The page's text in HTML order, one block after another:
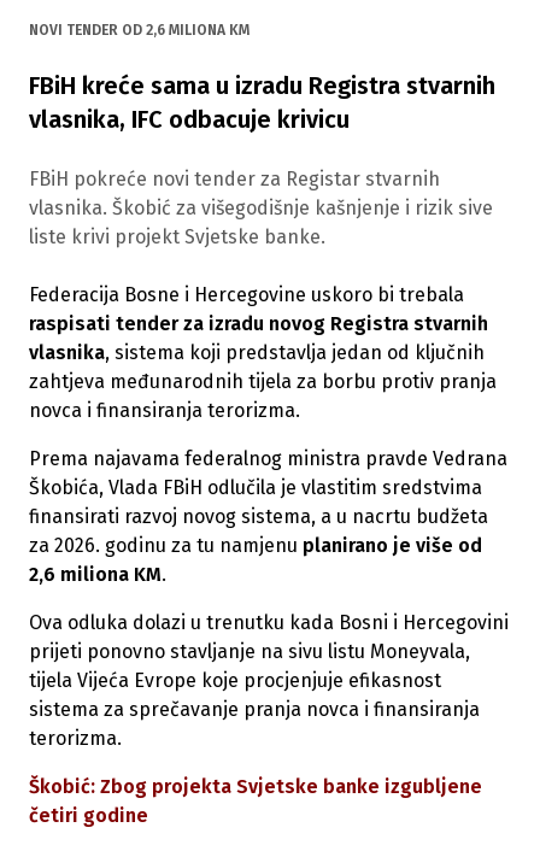
NOVI TENDER OD 2,6 MILIONA KM
FBiH kreće sama u izradu Registra stvarnih
vlasnika, IFC odbacuje krivicu
FBiH pokreće novi tender za Registar stvarnih
vlasnika. Škobić za višegodišnje kašnjenje i rizik sive
liste krivi projekt Svjetske banke.
Federacija Bosne i Hercegovine uskoro bi trebala
raspisati tender za izradu novog Registra stvarnih
vlasnika, sistema koji predstavlja jedan od ključnih
zahtjeva međunarodnih tijela za borbu protiv pranja
novca i finansiranja terorizma.
Prema najavama federalnog ministra pravde Vedrana
Škobića, Vlada FBiH odlučila je vlastitim sredstvima
finansirati razvoj novog sistema, a u nacrtu budžeta
za 2026. godinu za tu namjenu planirano je više od
2,6 miliona KM.
Ova odluka dolazi u trenutku kada Bosni i Hercegovini
prijeti ponovno stavljanje na sivu listu Moneyvala,
tijela Vijeća Evrope koje procjenjuje efikasnost
sistema za sprečavanje pranja novca i finansiranja
terorizma.
Škobić: Zbog projekta Svjetske banke izgubljene
četiri godine